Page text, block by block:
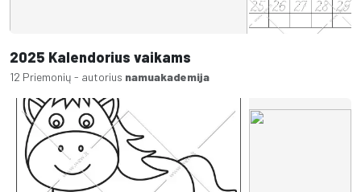
2025 Kalendorius vaikams
12 Priemonių - autorius namuakademija